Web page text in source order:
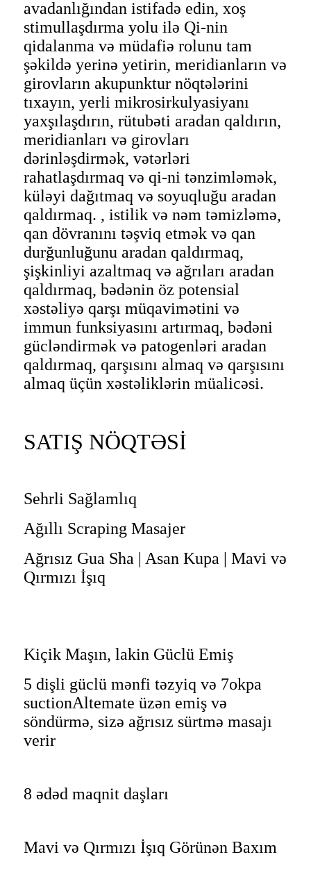
avadanlığından istifadə edin, xoş
stimullaşdırma yolu ilə Qi-nin
qidalanma və müdafiə rolunu tam
şəkildə yerinə yetirin, meridianların və
girovların akupunktur nöqtələrini
tıxayın, yerli mikrosirkulyasiyanı
yaxşılaşdırın, rütubəti aradan qaldırın,
meridianları və girovları
dərinləşdirmək, vətərləri
rahatlaşdırmaq və qi-ni tənzimləmək,
küləyi dağıtmaq və soyuqluğu aradan
qaldırmaq. , istilik və nəm təmizləmə,
qan dövranını təşviq etmək və qan
durğunluğunu aradan qaldırmaq,
şişkinliyi azaltmaq və ağrıları aradan
qaldırmaq, bədənin öz potensial
xəstəliyə qarşı müqavimətini və
immun funksiyasını artırmaq, bədəni
gücləndirmək və patogenləri aradan
qaldırmaq, qarşısını almaq və qarşısını
almaq üçün xəstəliklərin müalicəsi.
SATIŞ NÖQTƏSİ
Sehrli Sağlamlıq
Ağıllı Scraping Masajer
Ağrısız Gua Sha | Asan Kupa | Mavi və
Qırmızı İşıq
Kiçik Maşın, lakin Güclü Emiş
5 dişli güclü mənfi təzyiq və 7okpa
suctionAltemate üzən emiş və
söndürmə, sizə ağrısız sürtmə masajı
verir
8 ədəd maqnit daşları
Mavi və Qırmızı İşıq Görünən Baxım